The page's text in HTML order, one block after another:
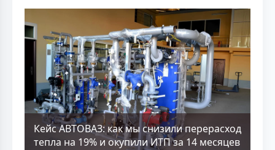
Кейс АВТОВАЗ: как мы снизили перерасход
тепла на 19% и окупили ИТП за 14 месяцев